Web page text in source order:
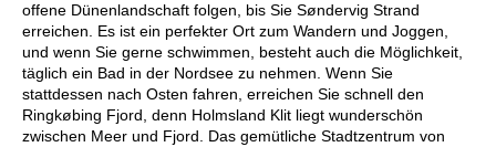
offene Dünenlandschaft folgen, bis Sie Søndervig Strand
erreichen. Es ist ein perfekter Ort zum Wandern und Joggen,
und wenn Sie gerne schwimmen, besteht auch die Möglichkeit,
täglich ein Bad in der Nordsee zu nehmen. Wenn Sie
stattdessen nach Osten fahren, erreichen Sie schnell den
Ringkøbing Fjord, denn Holmsland Klit liegt wunderschön
zwischen Meer und Fjord. Das gemütliche Stadtzentrum von